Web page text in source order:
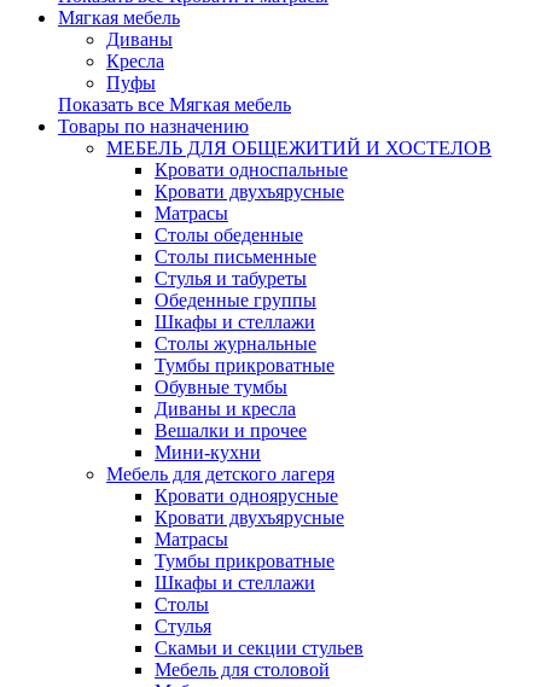
Мягкая мебель
Диваны
Кресла
Пуфы
Показать все Мягкая мебель
Товары по назначению
МЕБЕЛЬ ДЛЯ ОБЩЕЖИТИЙ И ХОСТЕЛОВ
Кровати односпальные
Кровати двухъярусные
Матрасы
Столы обеденные
Столы письменные
Стулья и табуреты
Обеденные группы
Шкафы и стеллажи
Столы журнальные
Тумбы прикроватные
Обувные тумбы
Диваны и кресла
Вешалки и прочее
Мини-кухни
Мебель для детского лагеря
Кровати одноярусные
Кровати двухъярусные
Матрасы
Тумбы прикроватные
Шкафы и стеллажи
Столы
Стулья
Скамьи и секции стульев
Мебель для столовой